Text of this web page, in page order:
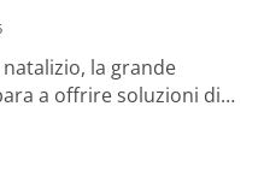
la grande
a offrire soluzioni di…